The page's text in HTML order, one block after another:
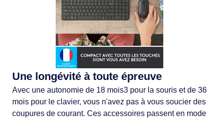
Une longévité à toute épreuve
Avec une autonomie de 18 mois3 pour la souris et de 36
mois pour le clavier, vous n'avez pas à vous soucier des
coupures de courant. Ces accessoires passent en mode